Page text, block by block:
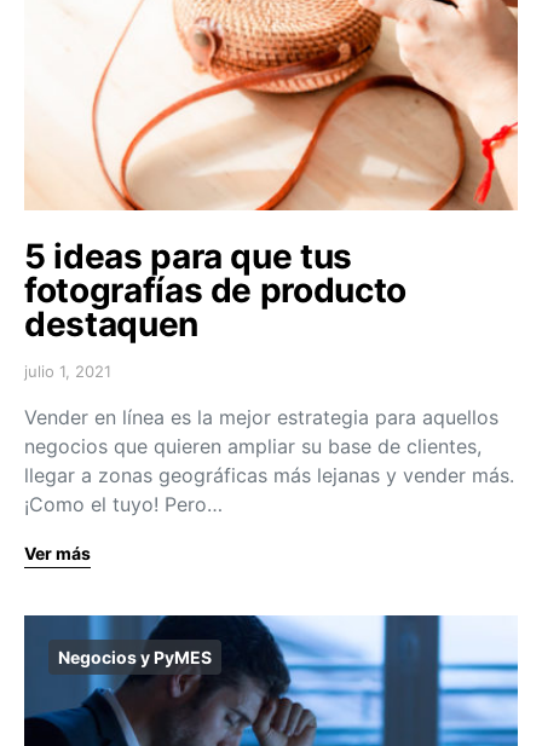
5 ideas para que tus
fotografías de producto
destaquen
julio 1, 2021
Vender en línea es la mejor estrategia para aquellos
negocios que quieren ampliar su base de clientes,
llegar a zonas geográficas más lejanas y vender más.
¡Como el tuyo! Pero…
Ver más
Negocios y PyMES